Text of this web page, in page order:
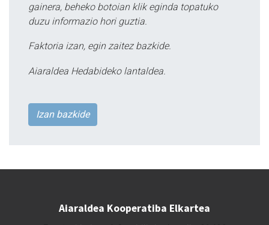
gainera, beheko botoian klik eginda topatuko
duzu informazio hori guztia.
Faktoria izan, egin zaitez bazkide.
Aiaraldea Hedabideko lantaldea.
Izan bazkide
Aiaraldea Kooperatiba Elkartea